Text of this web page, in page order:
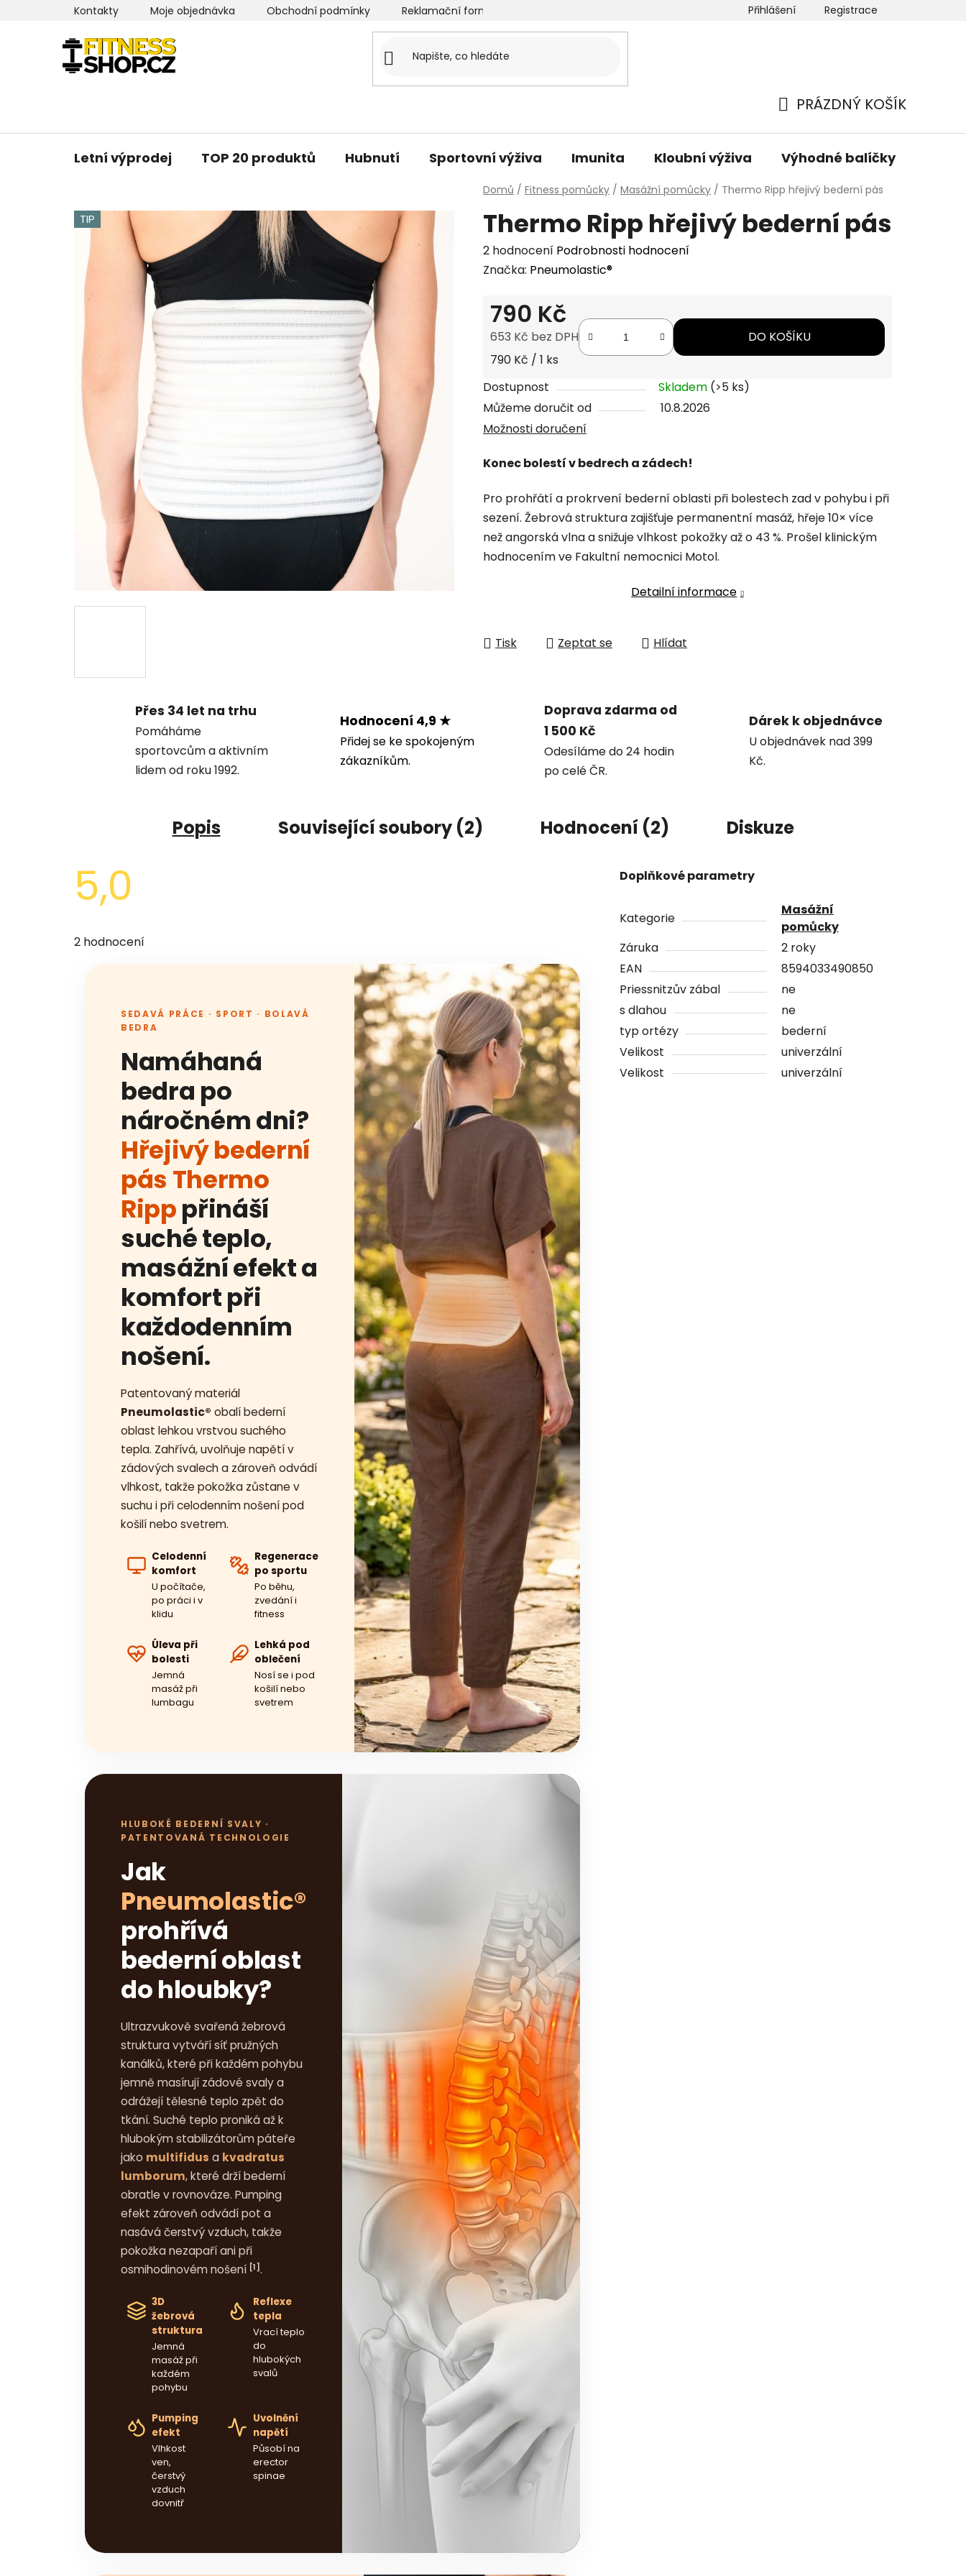
Kontakty Moje objednávka Obchodní podmínky Reklamační formulář Newsletter Hodnocení obchodu
Přihlášení Registrace
KOŠÍK
PRÁZDNÝ KOŠÍK
Letní výprodej TOP 20 produktů Hubnutí Sportovní výživa Imunita Kloubní výživa Výhodné balíčky
Domů / Fitness pomůcky / Masážní pomůcky / Thermo Ripp hřejivý bederní pás
Thermo Ripp hřejivý bederní pás
Průměrné
hodnocení
je
5,0
hvězdiček.
2 hodnocení Podrobnosti hodnocení
Značka: Pneumolastic®
790 Kč
653 Kč bez DPH
Měrná cena:
790 Kč / 1 ks
DO KOŠÍKU
Dostupnost Skladem (>5 ks)
Můžeme doručit od
10.8.2026
Možnosti doručení
Konec bolestí v bedrech a zádech!
Pro prohřátí a prokrvení bederní oblasti při bolestech zad v pohybu i při
sezení. Žebrová struktura zajišťuje permanentní masáž, hřeje 10× více
než angorská vlna a snižuje vlhkost pokožky až o 43 %. Prošel klinickým
hodnocením ve Fakultní nemocnici Motol.
Detailní informace
Tisk Zeptat se Hlídat
TIP
Přes 34 let na trhu
Pomáháme
sportovcům a aktivním
lidem od roku 1992.
Hodnocení 4,9 ★
Přidej se ke spokojeným
zákazníkům.
Doprava zdarma od
1 500 Kč
Odesíláme do 24 hodin
po celé ČR.
Dárek k objednávce
U objednávek nad 399
Kč.
Popis Související soubory (2) Hodnocení (2) Diskuze
5,0
produktu
2 hodnocení
SEDAVÁ PRÁCE · SPORT · BOLAVÁ
BEDRA
Namáhaná
bedra po
náročném dni?
Hřejivý bederní
pás Thermo
Ripppřináší
suché teplo,
masážní efekt a
komfort při
každodenním
nošení.
Patentovaný materiál
Pneumolastic® obalí bederní
oblast lehkou vrstvou suchého
tepla. Zahřívá, uvolňuje napětí v
zádových svalech a zároveň odvádí
vlhkost, takže pokožka zůstane v
suchu i při celodenním nošení pod
košilí nebo svetrem.
Celodenní
komfort
U počítače,
po práci i v
klidu
Regenerace
po sportu
Po běhu,
zvedání i
fitness
Úleva při
bolesti
Jemná
masáž při
lumbagu
Lehká pod
oblečení
Nosí se i pod
košilí nebo
svetrem
HLUBOKÉ BEDERNÍ SVALY ·
PATENTOVANÁ TECHNOLOGIE
Jak
Pneumolastic®
prohřívá
bederní oblast
do hloubky?
Ultrazvukově svařená žebrová
struktura vytváří síť pružných
kanálků, které při každém pohybu
jemně masírují zádové svaly a
odrážejí tělesné teplo zpět do
tkání. Suché teplo proniká až k
hlubokým stabilizátorům páteře
jako multifidus a kvadratus
lumborum, které drží bederní
obratle v rovnováze. Pumping
efekt zároveň odvádí pot a
nasává čerstvý vzduch, takže
pokožka nezapaří ani při
osmihodinovém nošení [1].
3D
žebrová
struktura
Jemná
masáž při
každém
pohybu
Reflexe
tepla
Vrací teplo
do
hlubokých
svalů
Pumping
efekt
Vlhkost
ven,
čerstvý
vzduch
dovnitř
Uvolnění
napětí
Působí na
erector
spinae
Doplňkové parametry
Kategorie
Masážní
pomůcky
Záruka
2 roky
EAN
8594033490850
Priessnitzův zábal
ne
s dlahou
ne
typ ortézy
bederní
Velikost
univerzální
Velikost
univerzální